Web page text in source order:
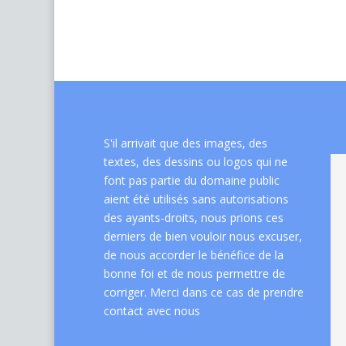
S'il arrivait que des images, des
textes, des dessins ou logos qui ne
font pas partie du domaine public
aient été utilisés sans autorisations
des ayants-droits, nous prions ces
derniers de bien vouloir nous excuser,
de nous accorder le bénéfice de la
bonne foi et de nous permettre de
corriger. Merci dans ce cas de prendre
contact avec nous